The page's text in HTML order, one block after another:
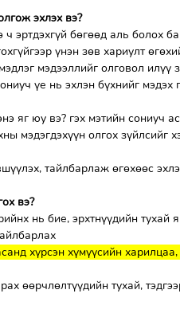
эхлэх вэ?
эртдэхгүй бөгөөд аль болох
үнэн зөв хариулт
мэдээллийг олговол илүү
үе нь эхлэн бүхнийг
яг юу вэ? гэх мэтийн сониуч
мэдэгдэхүүн олгох зүйлсийг
тайлбарлаж өгөхөөс
вэ?
нь бие, эрхтнүүдийн тухай
хүрсэн хүмүүсийн
өөрчлөлтүүдийн тухай,